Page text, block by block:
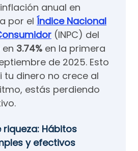
anual en
por el Índice Nacional
(INPC) del
en 3.74% en la primera
de 2025. Esto
tu dinero no crece al
estás perdiendo
riqueza: Hábitos
y efectivos